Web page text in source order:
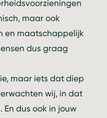
maar ook
en maatschappelijk
dus graag
maar iets dat diep
wij, in dat
dus ook in jouw